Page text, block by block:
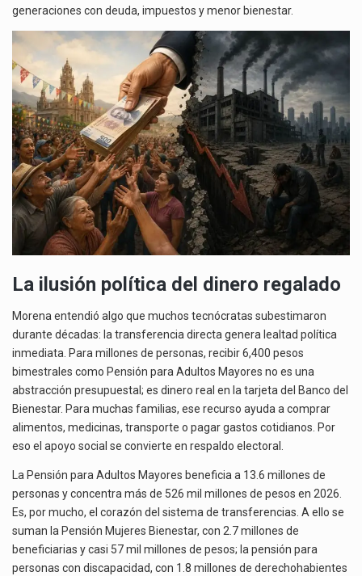
generaciones con deuda, impuestos y menor bienestar.
La ilusión política del dinero regalado
Morena entendió algo que muchos tecnócratas subestimaron
durante décadas: la transferencia directa genera lealtad política
inmediata. Para millones de personas, recibir 6,400 pesos
bimestrales como Pensión para Adultos Mayores no es una
abstracción presupuestal; es dinero real en la tarjeta del Banco del
Bienestar. Para muchas familias, ese recurso ayuda a comprar
alimentos, medicinas, transporte o pagar gastos cotidianos. Por
eso el apoyo social se convierte en respaldo electoral.
La Pensión para Adultos Mayores beneficia a 13.6 millones de
personas y concentra más de 526 mil millones de pesos en 2026.
Es, por mucho, el corazón del sistema de transferencias. A ello se
suman la Pensión Mujeres Bienestar, con 2.7 millones de
beneficiarias y casi 57 mil millones de pesos; la pensión para
personas con discapacidad, con 1.8 millones de derechohabientes